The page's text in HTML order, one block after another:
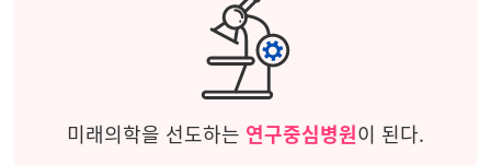
미래의학을 선도하는 연구중심병원 이 된다.